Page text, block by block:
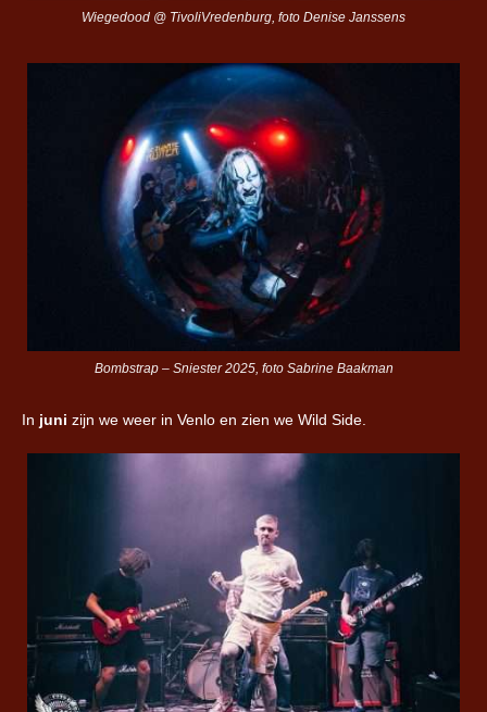
Wiegedood @ TivoliVredenburg, foto Denise Janssens
Bombstrap – Sniester 2025, foto Sabrine Baakman
In juni zijn we weer in Venlo en zien we Wild Side.